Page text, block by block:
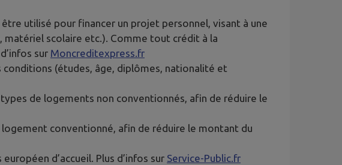
utilisé pour financer un projet personnel, visant à une
scolaire etc.). Comme tout crédit à la
sur Moncreditexpress.fr
(études, âge, diplômes, nationalité et
de logements non conventionnés, afin de réduire le
conventionné, afin de réduire le montant du
d’accueil. Plus d’infos sur Service-Public.fr